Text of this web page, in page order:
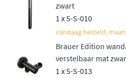
Betrouwbare
Het hart van deze doucheset is
thermostaatkraan met veilige
zwart
1 x 5-S-010
vandaag besteld,
Brauer Edition
verstelbaar mat
1 x 5-S-013